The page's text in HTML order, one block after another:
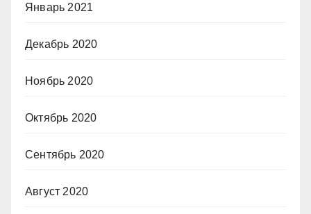
Январь 2021
Декабрь 2020
Ноябрь 2020
Октябрь 2020
Сентябрь 2020
Август 2020